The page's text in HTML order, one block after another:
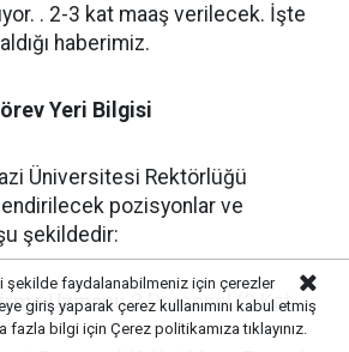
. 2-3 kat maaş verilecek. İşte
haberimiz.
Yeri Bilgisi
Üniversitesi Rektörlüğü
pozisyonlar ve
şekildedir:
Uzmanı:2 Personel (2 Kat
şekilde faydalanabilmeniz için çerezler
giriş yaparak çerez kullanımını kabul etmiş
fazla bilgi için Çerez politikamıza tıklayınız.